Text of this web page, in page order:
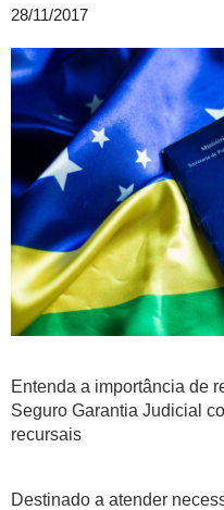
28/11/2017
Entenda a importância de
Seguro Garantia Judicial
recursais
Destinado a atender